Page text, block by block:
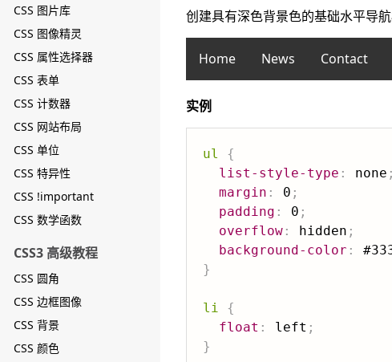
CSS 图片库
CSS 图像精灵
CSS 属性选择器
CSS 表单
CSS 计数器
CSS 网站布局
CSS 单位
CSS 特异性
CSS !important
CSS 数学函数
CSS3 高级教程
CSS 圆角
CSS 边框图像
CSS 背景
CSS 颜色
创建具有深色背景色的基础水平导
Home News Contact
实例
ul
{
list-style-type : none ;
margin : 0 ;
padding : 0 ;
overflow : hidden ;
background-color :
}
li
{
float : left ;
}